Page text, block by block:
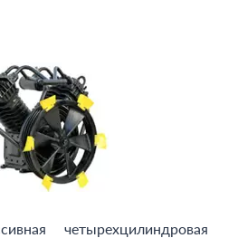
четырехцилиндровая